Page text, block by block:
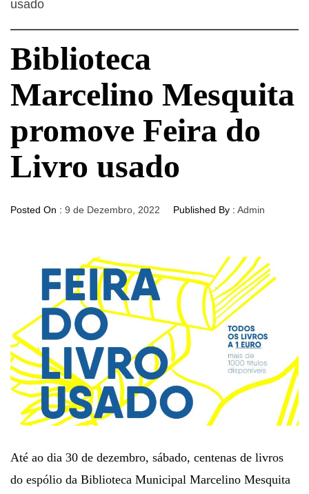
usado
Biblioteca
Marcelino Mesquita
promove Feira do
Livro usado
Posted On : 9 de Dezembro, 2022 Published By : Admin
Até ao dia 30 de dezembro, sábado, centenas de livros
do espólio da Biblioteca Municipal Marcelino Mesquita